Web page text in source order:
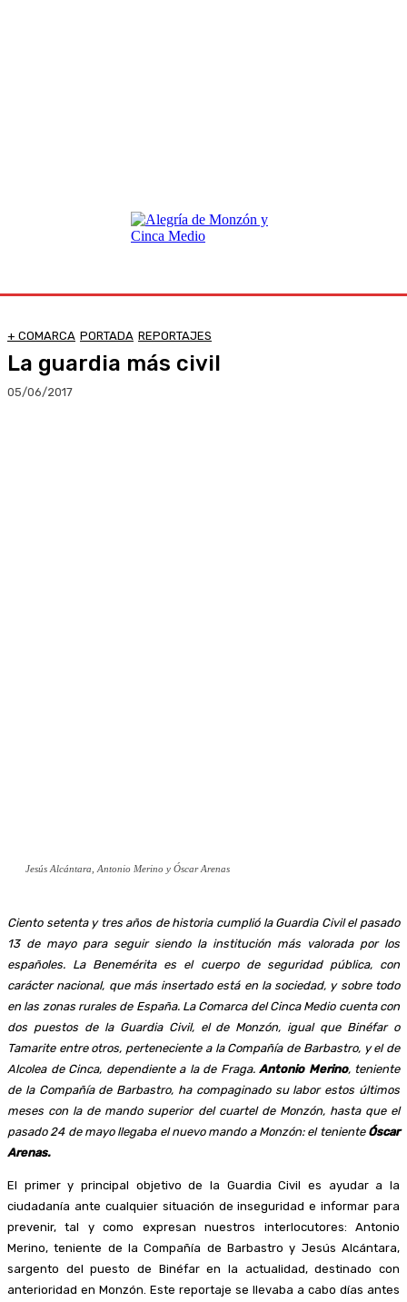
+ COMARCA PORTADA REPORTAJES
La guardia más civil
05/06/2017
Jesús Alcántara, Antonio Merino y Óscar Arenas
Ciento setenta y tres años de historia cumplió la Guardia Civil el pasado
13 de mayo para seguir siendo la institución más valorada por los
españoles. La Benemérita es el cuerpo de seguridad pública, con
carácter nacional, que más insertado está en la sociedad, y sobre todo
en las zonas rurales de España. La Comarca del Cinca Medio cuenta con
dos puestos de la Guardia Civil, el de Monzón, igual que Binéfar o
Tamarite entre otros, perteneciente a la Compañía de Barbastro, y el de
Alcolea de Cinca, dependiente a la de Fraga. Antonio Merino, teniente
de la Compañía de Barbastro, ha compaginado su labor estos últimos
meses con la de mando superior del cuartel de Monzón, hasta que el
pasado 24 de mayo llegaba el nuevo mando a Monzón: el teniente Óscar
Arenas.
El primer y principal objetivo de la Guardia Civil es ayudar a la
ciudadanía ante cualquier situación de inseguridad e informar para
prevenir, tal y como expresan nuestros interlocutores: Antonio
Merino, teniente de la Compañía de Barbastro y Jesús Alcántara,
sargento del puesto de Binéfar en la actualidad, destinado con
anterioridad en Monzón. Este reportaje se llevaba a cabo días antes